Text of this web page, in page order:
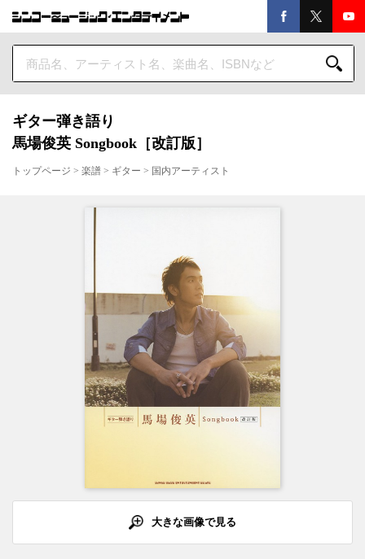
ギター弾き語り
馬場俊英 Songbook［改訂版］
トップページ > 楽譜 > ギター > 国内アーティスト
大きな画像で見る